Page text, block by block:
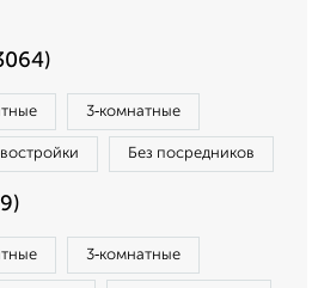
3‑комнатные
Без посредников
3‑комнатные